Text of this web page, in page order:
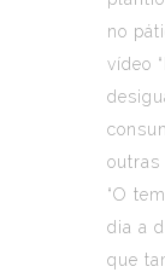
no
vídeo
outras
“O
dia a
que